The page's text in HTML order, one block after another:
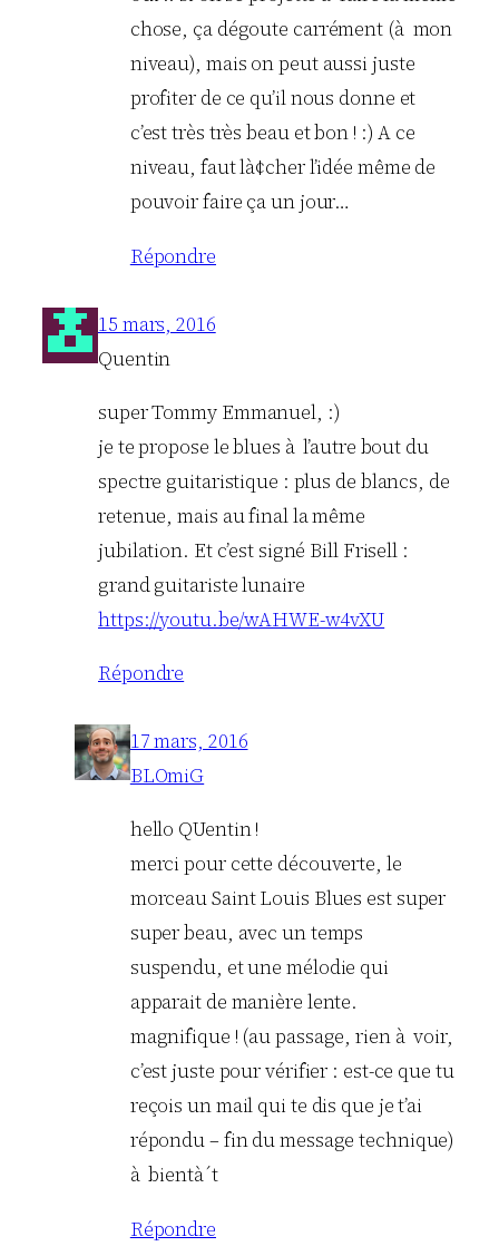
chose, ça dégoute carrément (à mon
niveau), mais on peut aussi juste
profiter de ce qu’il nous donne et
c’est très très beau et bon ! :) A ce
niveau, faut là¢cher l’idée même de
pouvoir faire ça un jour…
Répondre
15 mars, 2016
Quentin
super Tommy Emmanuel, :)
je te propose le blues à l’autre bout du
spectre guitaristique : plus de blancs, de
retenue, mais au final la même
jubilation. Et c’est signé Bill Frisell :
grand guitariste lunaire
https://youtu.be/wAHWE-w4vXU
Répondre
17 mars, 2016
BLOmiG
hello QUentin !
merci pour cette découverte, le
morceau Saint Louis Blues est super
super beau, avec un temps
suspendu, et une mélodie qui
apparait de manière lente.
magnifique ! (au passage, rien à voir,
c’est juste pour vérifier : est-ce que tu
reçois un mail qui te dis que je t’ai
répondu – fin du message technique)
à bientà´t
Répondre